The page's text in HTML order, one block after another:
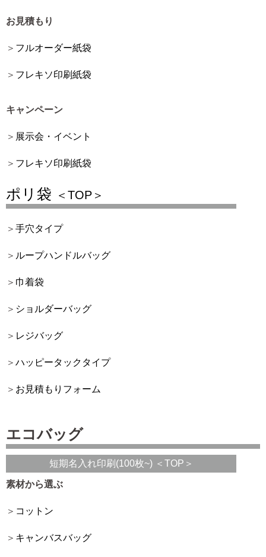
お見積もり
フルオーダー紙袋
フレキソ印刷紙袋
キャンペーン
展示会・イベント
フレキソ印刷紙袋
ポリ袋 ＜TOP＞
手穴タイプ
ループハンドルバッグ
巾着袋
ショルダーバッグ
レジバッグ
ハッピータックタイプ
お見積もりフォーム
エコバッグ
短期名入れ印刷(100枚~) ＜TOP＞
素材から選ぶ
コットン
キャンバスバッグ